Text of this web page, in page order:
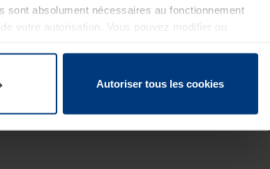
sont absolument nécessaires au fonctionnement
votre autorisation. Vous pouvez modifier ou
Autoriser tous les cookies